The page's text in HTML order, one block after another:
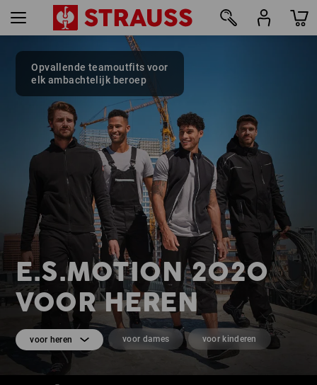
Opvallende teamoutfits voor
elk ambachtelijk beroep
E.S.MOTION 2020
VOOR HEREN
voor heren voor dames voor kinderen
40